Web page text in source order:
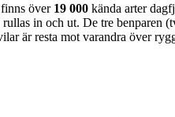
över 19 000 kända arter
in och ut. De tre
är resta mot varandra över